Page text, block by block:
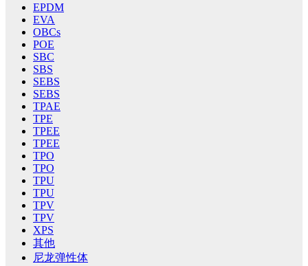
EPDM
EVA
OBCs
POE
SBC
SBS
SEBS
SEBS
TPAE
TPE
TPEE
TPEE
TPO
TPO
TPU
TPU
TPV
TPV
XPS
其他
尼龙弹性体